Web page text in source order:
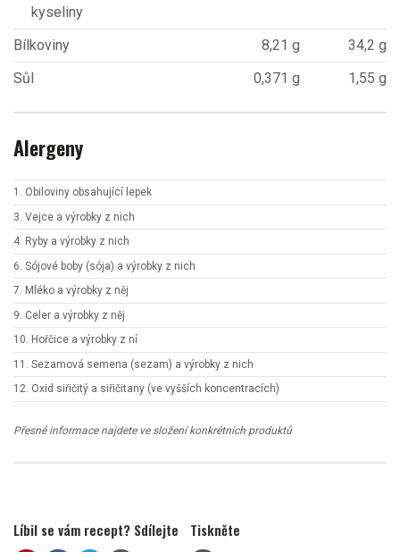
kyseliny
Bílkoviny 8,21 g
34,2 g
Sůl
0,371 g 1,55 g
Alergeny
1. Obiloviny obsahující lepek
3. Vejce a výrobky z nich
4. Ryby a výrobky z nich
6. Sójové boby (sója) a výrobky z nich
7. Mléko a výrobky z něj
9. Celer a výrobky z něj
10. Hořčice a výrobky z ní
11. Sezamová semena (sezam) a výrobky z nich
12. Oxid siřičitý a siřičitany (ve vyšších koncentracích)
Přesné informace najdete ve složení konkrétních produktů
Líbil se vám recept? Sdílejte Tiskněte